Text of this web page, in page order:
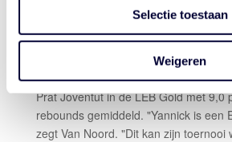
Selectie toestaan
Weigeren
Lions Academy in 2019 verruilde voor
opleidingsclub Joventut Badalona,
2.04 meter lange forward aan zijn
beginnen. Afgelopen seizoen speelde
Prat Joventut in de LEB Gold met 9,0
rebounds gemiddeld. "Yannick is een
zegt Van Noord. "Dit kan zijn toernooi